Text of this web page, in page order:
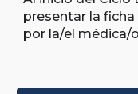
presentar la
por la/el médica/